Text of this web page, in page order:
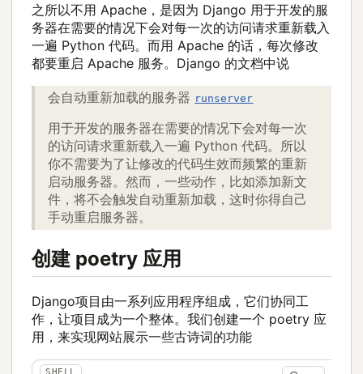
之所以不用 Apache，是因为 Django 用于开发的服
务器在需要的情况下会对每一次的访问请求重新载入
一遍 Python 代码。而用 Apache 的话，每次修改
都要重启 Apache 服务。Django 的文档中说
会自动重新加载的服务器 runserver
用于开发的服务器在需要的情况下会对每一次
的访问请求重新载入一遍 Python 代码。所以
你不需要为了让修改的代码生效而频繁的重新
启动服务器。然而，一些动作，比如添加新文
件，将不会触发自动重新加载，这时你得自己
手动重启服务器。
创建 poetry 应用
Django项目由一系列应用程序组成，它们协同工
作，让项目成为一个整体。我们创建一个 poetry 应
用，来实现网站展示一些古诗词的功能